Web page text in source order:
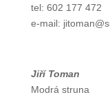
tel: 602 177 472
Jiří Toman